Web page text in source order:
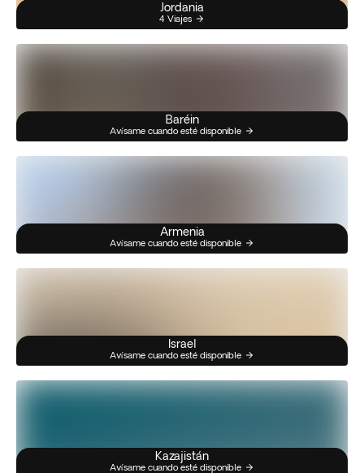
Jordania
4 Viajes
Baréin
Avísame cuando esté disponible
Armenia
Avísame cuando esté disponible
Israel
Avísame cuando esté disponible
Kazajistán
Avísame cuando esté disponible